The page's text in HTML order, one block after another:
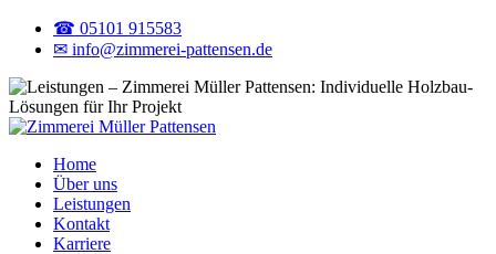
☎ 05101 915583
✉ info@zimmerei-pattensen.de
Home
Über uns
Leistungen
Kontakt
Karriere